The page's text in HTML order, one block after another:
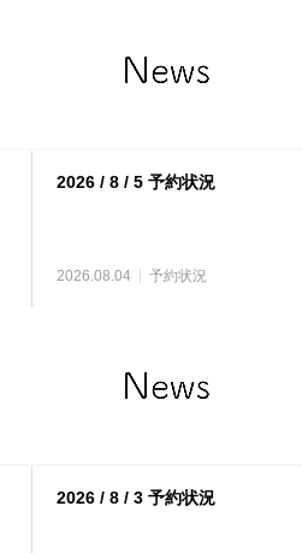
2026 / 8 / 5 予約状況
2026.08.04 予約状況
2026 / 8 / 3 予約状況